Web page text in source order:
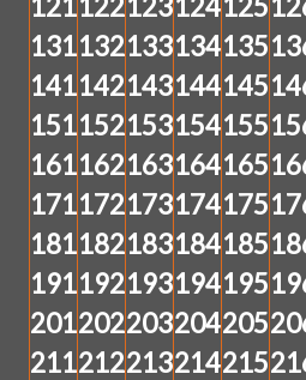
131132133134135
141142143144145
151152153154155
161162163164165
171172173174175
181182183184185
191192193194195
201202203204205
211212213214215